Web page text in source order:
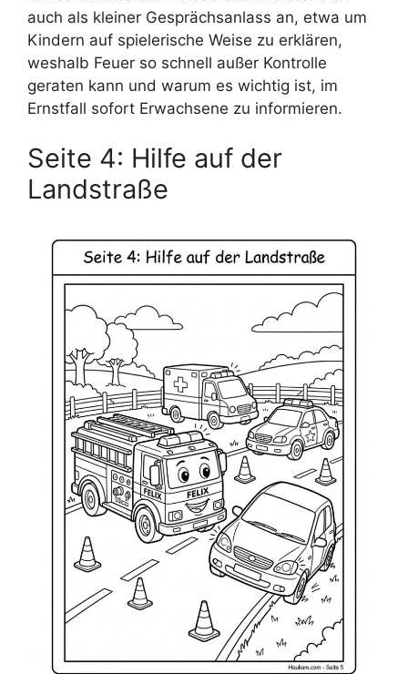
auch als kleiner Gesprächsanlass an, etwa um
Kindern auf spielerische Weise zu erklären,
weshalb Feuer so schnell außer Kontrolle
geraten kann und warum es wichtig ist, im
Ernstfall sofort Erwachsene zu informieren.
Seite 4: Hilfe auf der
Landstraße